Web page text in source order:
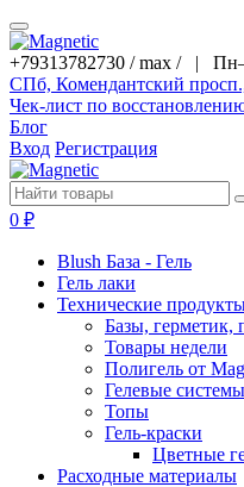
+79313782730 / max / |
СПб, Комендантский
Чек-лист по
Блог
Вход Регистрация
0 ₽
Blush База - Гель
Гель лаки
Технические
Базы, герметик,
Товары недели
Полигель от
Гелевые системы
Топы
Гель-краски
Цветные
Расходные материалы